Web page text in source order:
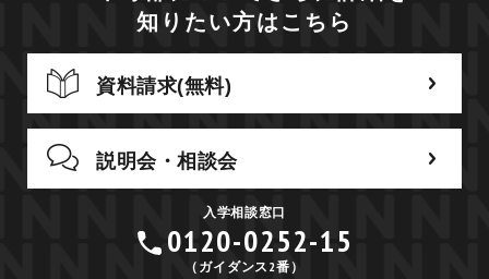
知りたい方はこちら
資料請求(無料)
説明会・相談会
入学相談窓口
0120-0252-15
（ガイダンス2番）